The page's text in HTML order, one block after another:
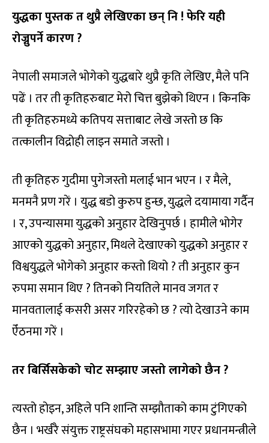
युद्धका पुस्तक त थुप्रै लेखिएका छन् नि ! फेरि यही
रोज्नुपर्ने कारण ?
नेपाली समाजले भोगेको युद्धबारे थुप्रै कृति लेखिए, मैले पनि
पढें । तर ती कृतिहरुबाट मेरो चित्त बुझेको थिएन । किनकि
ती कृतिहरुमध्ये कतिपय सत्ताबाट लेखे जस्तो छ कि
तत्कालीन विद्रोही लाइन समाते जस्तो ।
ती कृतिहरु गुदीमा पुगेजस्तो मलाई भान भएन । र मैले,
मनमनै प्रण गरें । युद्ध बडो कुरुप हुन्छ, युद्धले दयामाया गर्दैन
। र, उपन्यासमा युद्धको अनुहार देखिनुपर्छ । हामीले भोगेर
आएको युद्धको अनुहार, मिथले देखाएको युद्धको अनुहार र
विश्वयुद्धले भोगेको अनुहार कस्तो थियो ? ती अनुहार कुन
रुपमा समान थिए ? तिनको नियतिले मानव जगत र
मानवतालाई कसरी असर गरिरहेको छ ? त्यो देखाउने काम
ऐँठनमा गरें ।
तर बिर्सिसकेको चोट सम्झाए जस्तो लागेको छैन ?
त्यस्तो होइन, अहिले पनि शान्ति सम्झौताको काम टुंगिएको
छैन । भर्खरै संयुक्त राष्ट्रसंघको महासभामा गएर प्रधानमन्त्रीले